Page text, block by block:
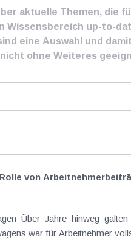
aktuelle Themen, die
Wissensbereich up-to-
eine Auswahl und
ohne Weiteres
von
bei
war für Arbeitnehmer